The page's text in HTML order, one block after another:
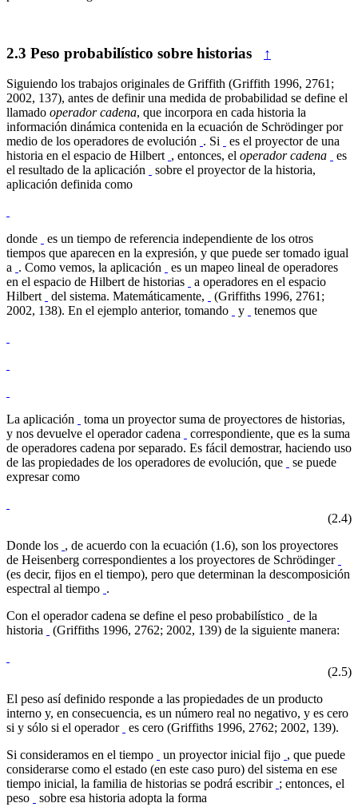
2.3 Peso probabilístico sobre historias ↑
Siguiendo los trabajos originales de Griffith (Griffith 1996, 2761;
2002, 137), antes de definir una medida de probabilidad se define el
llamado operador cadena, que incorpora en cada historia la
información dinámica contenida en la ecuación de Schrödinger por
medio de los operadores de evolución . Si
es el proyector de una
historia en el espacio de Hilbert , entonces, el operador cadena
es
el resultado de la aplicación
sobre el proyector de la historia,
aplicación definida como
donde
es un tiempo de referencia independiente de los otros
tiempos que aparecen en la expresión, y que puede ser tomado igual
a . Como vemos, la aplicación
es un mapeo lineal de operadores
en el espacio de Hilbert de historias
a operadores en el espacio
Hilbert
del sistema. Matemáticamente,
(Griffiths 1996, 2761;
2002, 138). En el ejemplo anterior, tomando
y tenemos que
La aplicación
toma un proyector suma de proyectores de historias,
y nos devuelve el operador cadena
correspondiente, que es la suma
de operadores cadena por separado. Es fácil demostrar, haciendo uso
de las propiedades de los operadores de evolución, que
se puede
expresar como
(2.4)
Donde los , de acuerdo con la ecuación (1.6), son los proyectores
de Heisenberg correspondientes a los proyectores de Schrödinger
(es decir, fijos en el tiempo), pero que determinan la descomposición
espectral al tiempo .
Con el operador cadena se define el peso probabilístico
de la
historia
(Griffiths 1996, 2762; 2002, 139) de la siguiente manera:
(2.5)
El peso así definido responde a las propiedades de un producto
interno y, en consecuencia, es un número real no negativo, y es cero
si y sólo si el operador
es cero (Griffiths 1996, 2762; 2002, 139).
Si consideramos en el tiempo
un proyector inicial fijo , que puede
considerarse como el estado (en este caso puro) del sistema en ese
tiempo inicial, la familia de historias se podrá escribir ; entonces, el
peso
sobre esa historia adopta la forma